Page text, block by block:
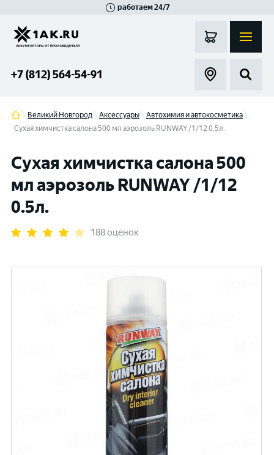
работаем 24/7
+7 (812) 564-54-91
Великий Новгород Аксессуары
Автохимия и автокосметика
Сухая химчистка салона 500 мл аэрозоль RUNWAY /1/12 0.5л.
Сухая химчистка салона 500
мл аэрозоль RUNWAY /1/12
0.5л.
188 оценок
Гатчина